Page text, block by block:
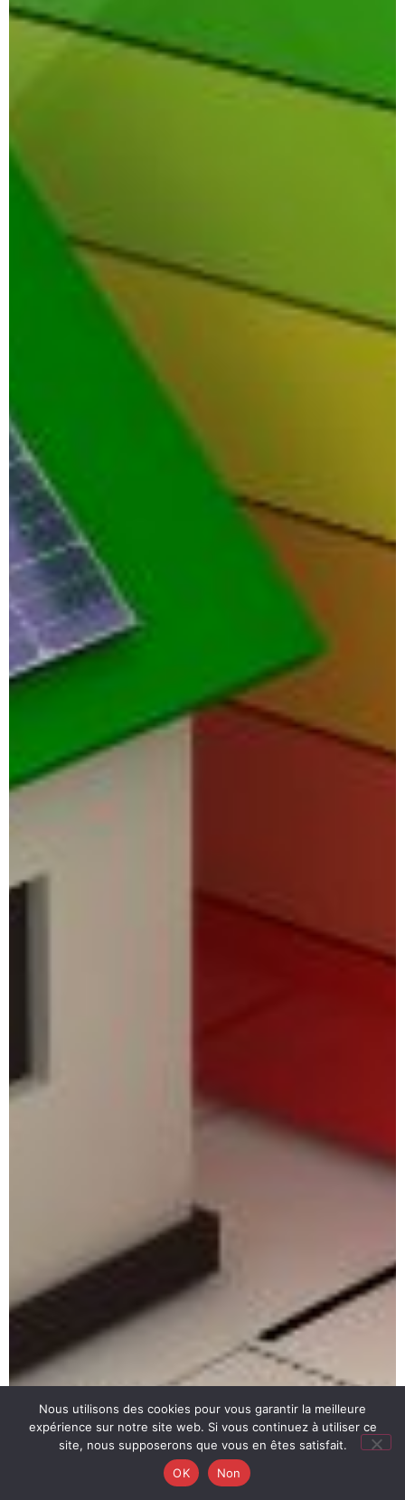
Nous utilisons des cookies pour vous garantir la meilleure
expérience sur notre site web. Si vous continuez à utiliser ce
site, nous supposerons que vous en êtes satisfait.
OK
Non